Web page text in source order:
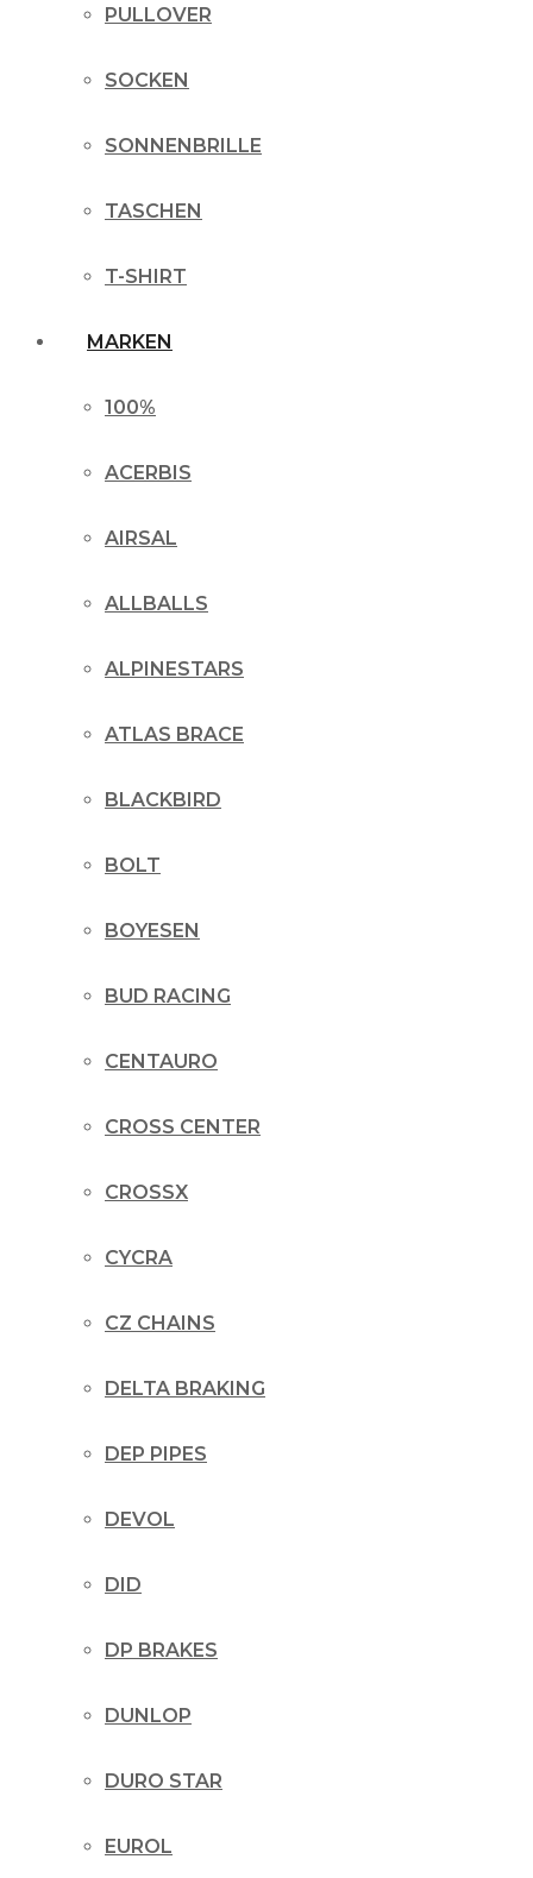
PULLOVER
SOCKEN
SONNENBRILLE
TASCHEN
T-SHIRT
MARKEN
100%
ACERBIS
AIRSAL
ALLBALLS
ALPINESTARS
ATLAS BRACE
BLACKBIRD
BOLT
BOYESEN
BUD RACING
CENTAURO
CROSS CENTER
CROSSX
CYCRA
CZ CHAINS
DELTA BRAKING
DEP PIPES
DEVOL
DID
DP BRAKES
DUNLOP
DURO STAR
EUROL